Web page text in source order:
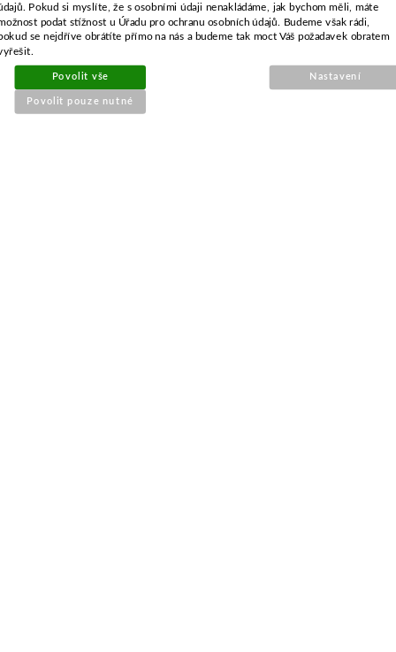
Objednací číslo:
E0-700200-01
Pokud si myslíte, že s osobními údaji nenakládáme, jak bychom měli, máte
podat stížnost u Úřadu pro ochranu osobních údajů. Budeme však rádi,
se nejdříve obrátíte přímo na nás a budeme tak moct Váš požadavek obratem
Povolit vše
Povolit pouze nutné
Nastavení